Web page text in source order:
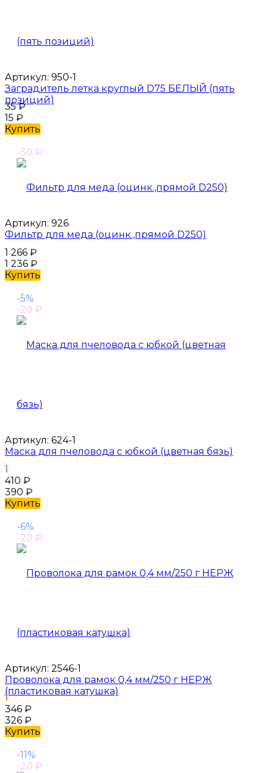
Артикул: 950-1
Заградитель летка круглый D75 БЕЛЫЙ (пять
позиций)
35₽
15 ₽
Купить
-30 ₽
Артикул: 926
Фильтр для меда (оцинк.,прямой D250)
1 266 ₽
1 236 ₽
Купить
-5%
-20 ₽
Артикул: 624-1
Маска для пчеловода с юбкой (цветная бязь)
1
410 ₽
390 ₽
Купить
-6%
-20 ₽
Артикул: 2546-1
Проволока для рамок 0,4 мм/250 г НЕРЖ
(пластиковая катушка)
1
346 ₽
326 ₽
Купить
-11%
-20 ₽